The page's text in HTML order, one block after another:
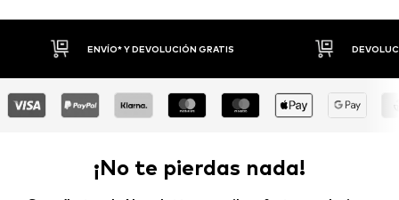
DEVOLUCIONES HASTA 30 DÍAS
¡No te pierdas nada!